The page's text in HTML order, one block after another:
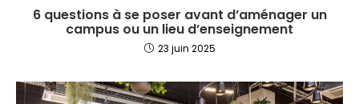
6 questions à se poser avant d’aménager un
campus ou un lieu d’enseignement
23 juin 2025